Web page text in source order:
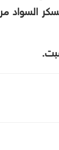
السواد